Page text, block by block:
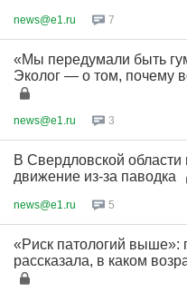
news@e1.ru 7
«Мы передумали быть
Эколог — о том, почему
news@e1.ru 3
В Свердловской области
движение из-за паводка
news@e1.ru 5
«Риск патологий выше»:
рассказала, в каком